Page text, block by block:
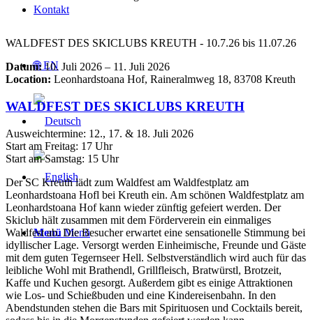
Kontakt
🌐 EN
Menü Menü
WALDFEST DES SKICLUBS KREUTH - 10.7.26 bis 11.07.26
Datum:10. Juli 2026 – 11. Juli 2026
Location: Leonhardstoana Hof, Raineralmweg 18, 83708 Kreuth
WALDFEST DES SKICLUBS KREUTH
Ausweichtermine: 12., 17. & 18. Juli 2026
Start am Freitag: 17 Uhr
Start am Samstag: 15 Uhr
Der SC Kreuth lädt zum Waldfest am Waldfestplatz am
Leonhardstoana Hofl bei Kreuth ein. Am schönen Waldfestplatz am
Leonhardstoana Hof kann wieder zünftig gefeiert werden. Der
Skiclub hält zusammen mit dem Förderverein ein einmaliges
Waldfest ab. Die Besucher erwartet eine sensationelle Stimmung bei
idyllischer Lage. Versorgt werden Einheimische, Freunde und Gäste
mit dem guten Tegernseer Hell. Selbstverständlich wird auch für das
leibliche Wohl mit Brathendl, Grillfleisch, Bratwürstl, Brotzeit,
Kaffe und Kuchen gesorgt. Außerdem gibt es einige Attraktionen
wie Los- und Schießbuden und eine Kindereisenbahn. In den
Abendstunden stehen die Bars mit Spirituosen und Cocktails bereit,